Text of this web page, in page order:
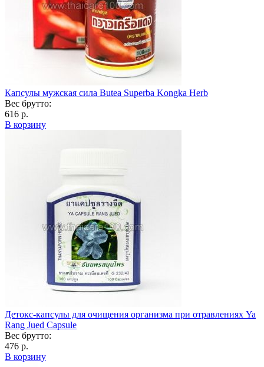
Капсулы мужская сила Butea Superba Kongka Herb
Вес брутто:
616 р.
В корзину
Детокс-капсулы для очищения организма при отравлениях Ya
Rang Jued Capsule
Вес брутто:
476 р.
В корзину